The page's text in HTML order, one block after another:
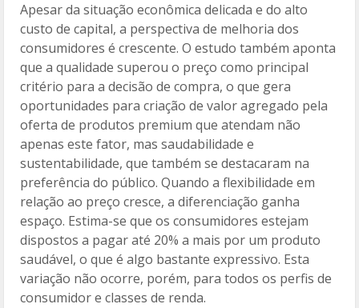
Apesar da situação econômica delicada e do alto
custo de capital, a perspectiva de melhoria dos
consumidores é crescente. O estudo também aponta
que a qualidade superou o preço como principal
critério para a decisão de compra, o que gera
oportunidades para criação de valor agregado pela
oferta de produtos premium que atendam não
apenas este fator, mas saudabilidade e
sustentabilidade, que também se destacaram na
preferência do público. Quando a flexibilidade em
relação ao preço cresce, a diferenciação ganha
espaço. Estima-se que os consumidores estejam
dispostos a pagar até 20% a mais por um produto
saudável, o que é algo bastante expressivo. Esta
variação não ocorre, porém, para todos os perfis de
consumidor e classes de renda.